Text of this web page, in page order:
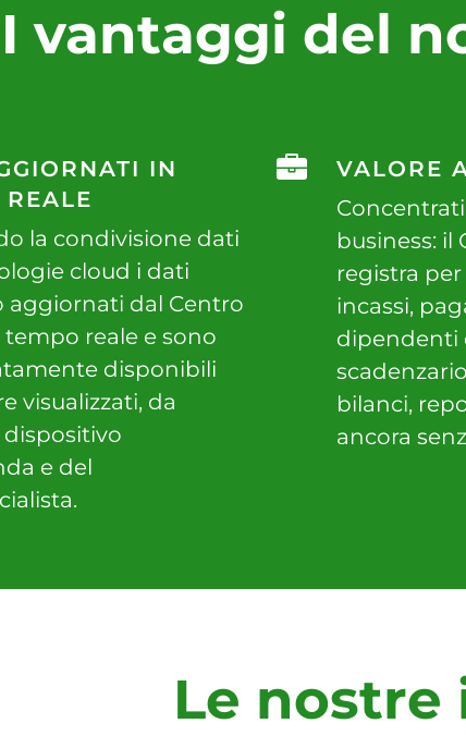
I vantaggi del
IN
la condivisione dati
cloud i dati
aggiornati dal Centro
tempo reale e sono
disponibili
visualizzati, da
dispositivo
e del
VALORE
business: il
registra
incassi,
dipendenti
bilanci,
ancora
Le nostre